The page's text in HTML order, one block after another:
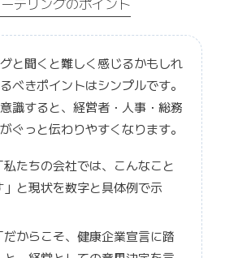
と聞くと難しく感じるかもしれ
べきポイントはシンプルです。
識すると、経営者・人事・総務
ぐっと伝わりやすくなります。
私たちの会社では、こんなこと
と現状を数字と具体例で示
だからこそ、健康企業宣言に踏